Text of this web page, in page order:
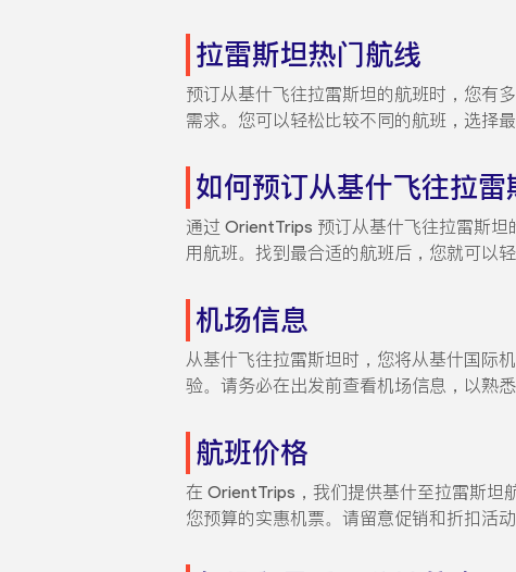
拉雷斯坦热门航线
预订从基什飞往拉雷斯坦的航班时，您有
需求。您可以轻松比较不同的航班，选择
如何预订从基什飞往拉雷
通过 OrientTrips 预订从基什飞往拉雷斯
用航班。找到最合适的航班后，您就可以
机场信息
从基什飞往拉雷斯坦时，您将从基什国际
验。请务必在出发前查看机场信息，以熟悉
航班价格
在 OrientTrips，我们提供基什至拉雷斯坦
您预算的实惠机票。请留意促销和折扣活